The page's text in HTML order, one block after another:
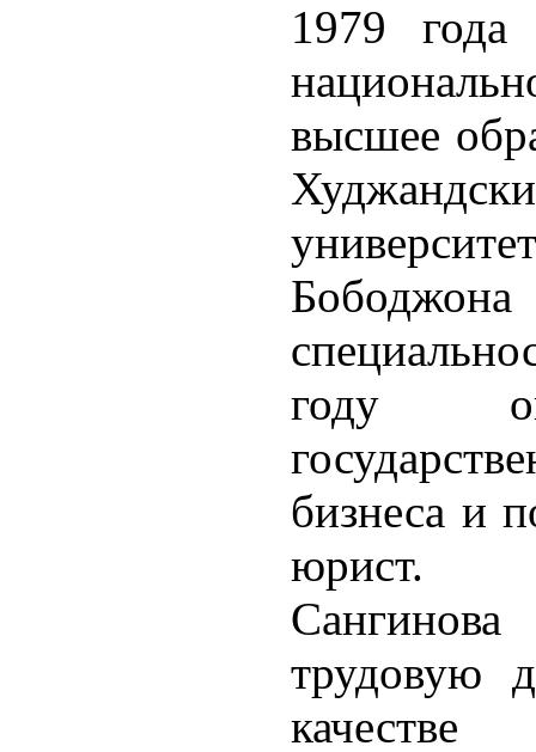
1979
высшее
году
бизнеса и
юрист.
трудовую